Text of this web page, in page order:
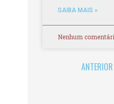
SAIBA MAIS »
Nenhum
ANTERIOR